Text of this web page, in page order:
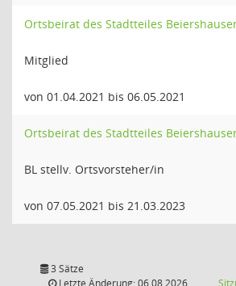
Ortsbeirat des Stadtteiles
Mitglied
von 01.04.2021 bis 06.05.2021
Ortsbeirat des Stadtteiles
BL stellv. Ortsvorsteher/in
von 07.05.2021 bis 21.03.2023
3 Sätze
Letzte Änderung: 06.08.2026